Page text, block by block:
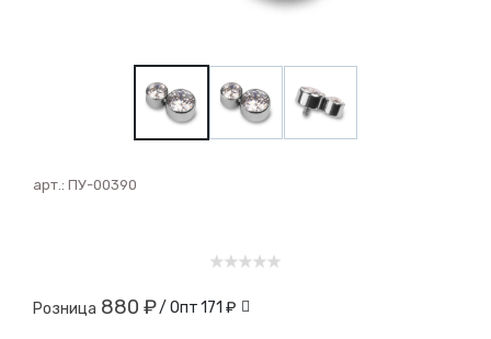
арт.: ПУ-00390
Розница 880 ₽/ Опт171 ₽